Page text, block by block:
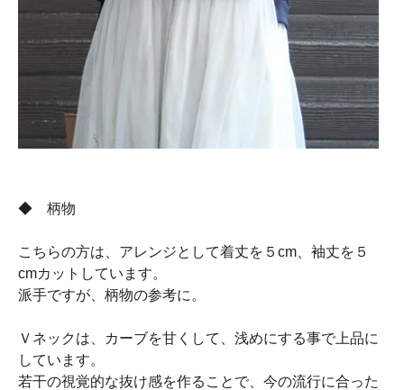
◆ 柄物
こちらの方は、アレンジとして着丈を５cm、袖丈を５
cmカットしています。
派手ですが、柄物の参考に。
Ｖネックは、カーブを甘くして、浅めにする事で上品に
しています。
若干の視覚的な抜け感を作ることで、今の流行に合った